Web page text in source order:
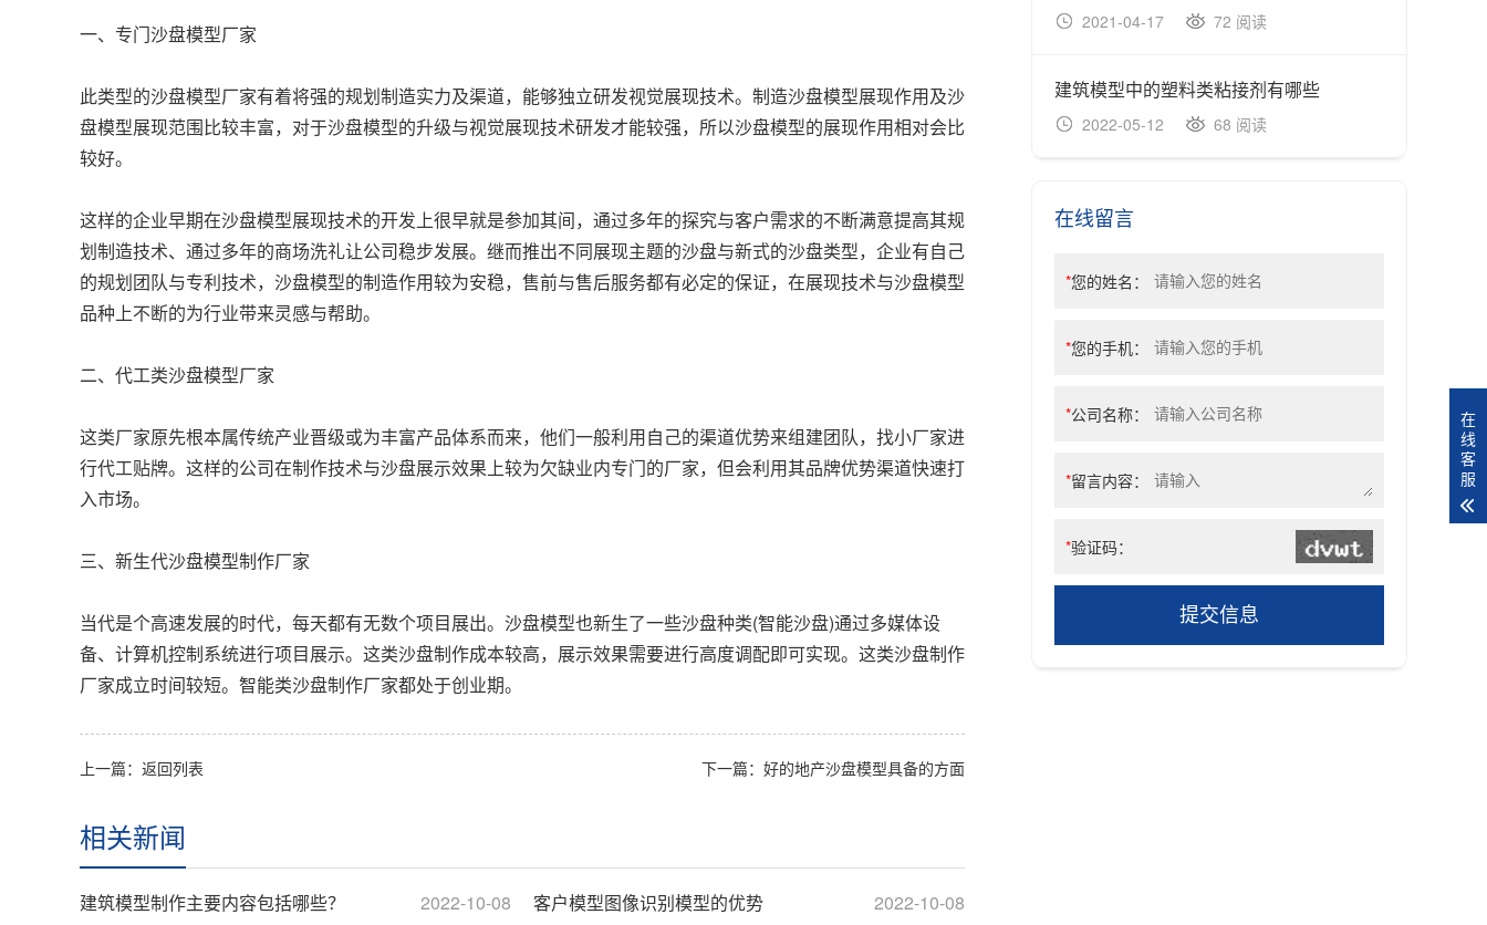
一、专门沙盘模型厂家
此类型的沙盘模型厂家有着将强的规划制造实力及渠道，能够独立研发视觉展现技术。制造沙盘模型展现作用及沙
盘模型展现范围比较丰富，对于沙盘模型的升级与视觉展现技术研发才能较强，所以沙盘模型的展现作用相对会比
较好。
这样的企业早期在沙盘模型展现技术的开发上很早就是参加其间，通过多年的探究与客户需求的不断满意提高其规
划制造技术、通过多年的商场洗礼让公司稳步发展。继而推出不同展现主题的沙盘与新式的沙盘类型，企业有自己
的规划团队与专利技术，沙盘模型的制造作用较为安稳，售前与售后服务都有必定的保证，在展现技术与沙盘模型
品种上不断的为行业带来灵感与帮助。
二、代工类沙盘模型厂家
这类厂家原先根本属传统产业晋级或为丰富产品体系而来，他们一般利用自己的渠道优势来组建团队，找小厂家进
行代工贴牌。这样的公司在制作技术与沙盘展示效果上较为欠缺业内专门的厂家，但会利用其品牌优势渠道快速打
入市场。
三、新生代沙盘模型制作厂家
当代是个高速发展的时代，每天都有无数个项目展出。沙盘模型也新生了一些沙盘种类(智能沙盘)通过多媒体设
备、计算机控制系统进行项目展示。这类沙盘制作成本较高，展示效果需要进行高度调配即可实现。这类沙盘制作
厂家成立时间较短。智能类沙盘制作厂家都处于创业期。
上一篇： 返回列表 下一篇： 好的地产沙盘模型具备的方面
相关新闻
2022-10-08
建筑模型制作主要内容包括哪些？ 2022-10-08
客户模型图像识别模型的优势
2021-04-17 72 阅读
建筑模型中的塑料类粘接剂有哪些
2022-05-12 68 阅读
在线留言
*您的姓名：
*您的手机：
*公司名称：
*留言内容：
*验证码：
提交信息
在
线
客
服